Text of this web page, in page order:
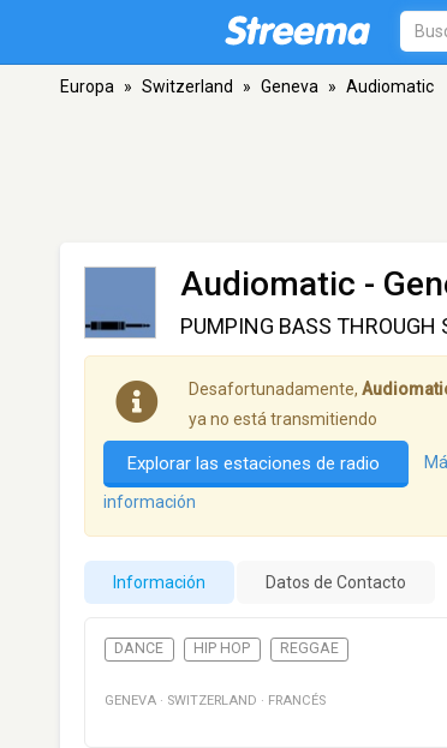
Europa » Switzerland » Geneva » Audiomatic
Audiomatic -
PUMPING BASS THROUGH
Desafortunadamente,
ya no está transmitiendo
Explorar las estaciones de radio
información
Información Datos de Contacto
DANCE HIP HOP REGGAE
GENEVA · SWITZERLAND · FRANCÉS